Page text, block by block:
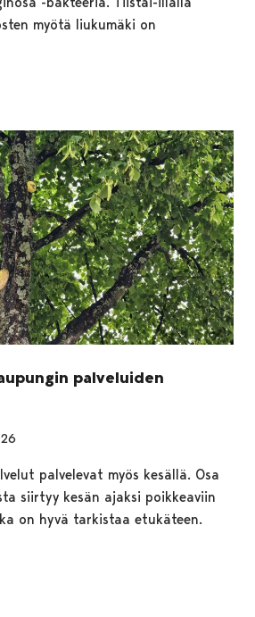
myötä liukumäki on
palveluiden
palvelevat myös kesällä. Osa
siirtyy kesän ajaksi poikkeaviin
on hyvä tarkistaa etukäteen.